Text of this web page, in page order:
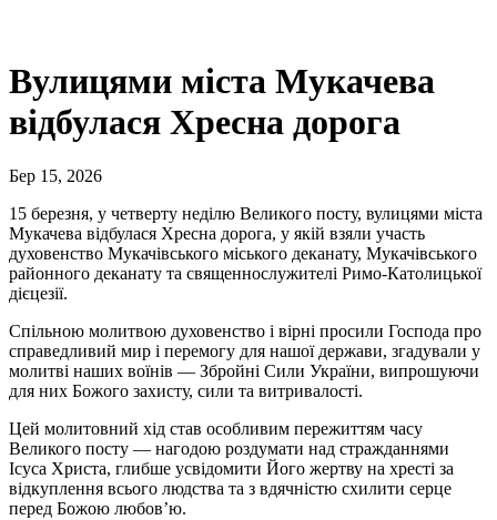
Вулицями міста Мукачева
відбулася Хресна дорога
Бер 15, 2026
15 березня, у четверту неділю Великого посту, вулицями міста
Мукачева відбулася Хресна дорога, у якій взяли участь
духовенство Мукачівського міського деканату, Мукачівського
районного деканату та священнослужителі Римо-Католицької
дієцезії.
Спільною молитвою духовенство і вірні просили Господа про
справедливий мир і перемогу для нашої держави, згадували у
молитві наших воїнів — Збройні Сили України, випрошуючи
для них Божого захисту, сили та витривалості.
Цей молитовний хід став особливим пережиттям часу
Великого посту — нагодою роздумати над стражданнями
Ісуса Христа, глибше усвідомити Його жертву на хресті за
відкуплення всього людства та з вдячністю схилити серце
перед Божою любов’ю.